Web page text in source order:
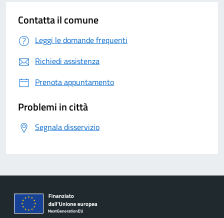
Contatta il comune
Leggi le domande frequenti
Richiedi assistenza
Prenota appuntamento
Problemi in città
Segnala disservizio